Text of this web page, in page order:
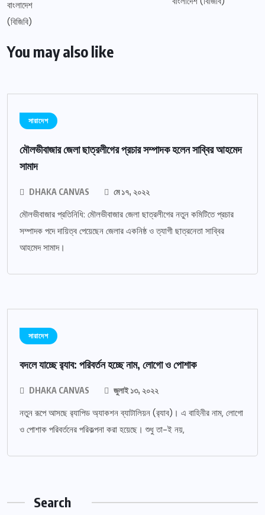
You may also like
সারাদেশ
মৌলভীবাজার জেলা ছাত্রলীগের প্রচার সম্পাদক হলেন সাব্বির আহমেদ
সামাদ
DHAKA CANVAS মে ১৭, ২০২২
মৌলভীবাজার প্রতিনিধি: মৌলভীবাজার জেলা ছাত্রলীগের নতুন কমিটিতে প্রচার
সম্পাদক পদে দায়িত্ব পেয়েছেন জেলার একনিষ্ঠ ও ত্যাগী ছাত্রনেতা সাব্বির
আহমেদ সামাদ।
সারাদেশ
বদলে যাচ্ছে র‌্যাব: পরিবর্তন হচ্ছে নাম, লোগো ও পোশাক
DHAKA CANVAS জুলাই ১৩, ২০২২
নতুন রূপে আসছে র‌্যাপিড অ্যাকশন ব্যাটালিয়ন (র‌্যাব)। এ বাহিনীর নাম, লোগো
ও পোশাক পরিবর্তনের পরিকল্পনা করা হয়েছে। শুধু তা-ই নয়,
Search